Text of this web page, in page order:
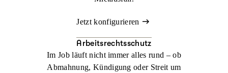
Jetzt konfigurieren
Arbeitsrechtsschutz
Im Job läuft nicht immer alles rund – ob
Abmahnung, Kündigung oder Streit um